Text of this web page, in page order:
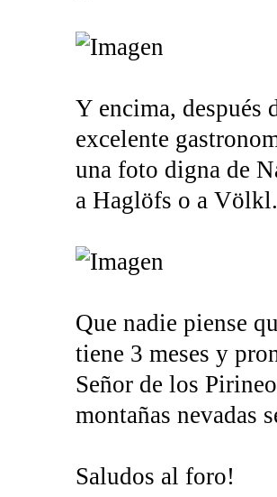
Y encima, después
excelente
una foto digna de
a Haglöfs o a
Que nadie piense
tiene 3 meses y
Señor de los
montañas nevadas
Saludos al foro!